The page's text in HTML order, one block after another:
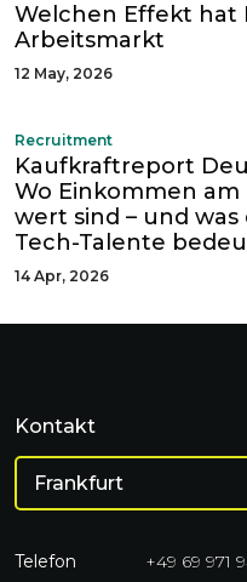
Welchen Effekt hat
Arbeitsmarkt
12 May, 2026
Recruitment
Kaufkraftreport
Wo Einkommen am
wert sind – und was
Tech-Talente
14 Apr, 2026
Kontakt
Telefon
+49 69 971